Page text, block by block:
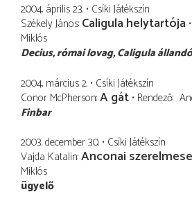
2004. április 23. Csíki Játékszín
Székely János Caligula helytartója
Miklós
Decius római lovag, Caligula
2004. március 2. Csíki Játékszín
Conor McPherson A gát Rendező
Finbar
2003. december 30. Csíki Játékszín
Vajda Katalin Anconai
Miklós
ügyelő